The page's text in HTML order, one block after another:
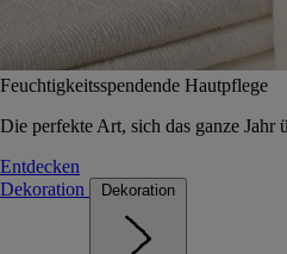
Feuchtigkeitsspendende Hautpflege
Die perfekte Art, sich das ganze Jahr
Entdecken
Dekoration
Dekoration